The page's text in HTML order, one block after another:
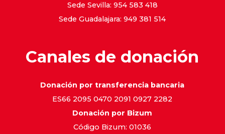
Sede Sevilla: 954 583 418
Sede Guadalajara: 949 381 514
Canales de donación
Donación por transferencia bancaria
ES66 2095 0470 2091 0927 2282
Donación por Bizum
Código Bizum: 01036